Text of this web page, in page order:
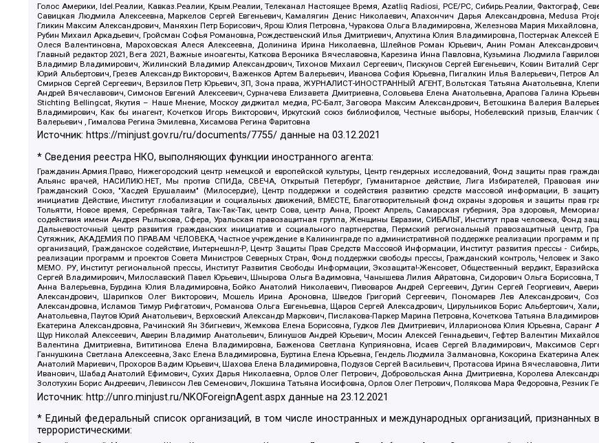
Голос Америки, Idel.Реалии, Кавказ.Реалии, Крым.Реалии, Телеканал Настоящее Время, Azatliq Radiosi, PCE/PC, Сибирь.Реалии, Фактограф,
Савицкая Людмила Алексеевна, Маркелов Сергей Евгеньевич, Камалягин Денис Николаевич, Апахончич Дарья Александровна, Medusa
Гликин Максим Александрович, Маняхин Петр Борисович, Ярош Юлия Петровна, Чуракова Ольга Владимировна, Железнова Мария Михайловна,
Рубин Михаил Аркадьевич, Гройсман Софья Романовна, Рождественский Илья Дмитриевич, Апухтина Юлия Владимировна, Постернак Алексей
Олеся Валентиновна, Мароховская Алеся Алексеевна, Долинина Ирина Николаевна, Шлейнов Роман Юрьевич, Анин Роман
Главный редактор 2021, Вега 2021, Важные иноагенты, Каткова Вероника Вячеславовна, Карезина Инна Павловна, Кузьмина Людмила
Владимир Владимирович, Жилинский Владимир Александрович, Тихонов Михаил Сергеевич, Пискунов Сергей Евгеньевич, Ковин Виталий
Юрий Альбертович, Грезев Александр Викторович, Важенков Артем Валерьевич, Иванова София Юрьевна, Пигалкин Илья Валерьевич, Петров
Смирнов Сергей Сергеевич, Верзилов Петр Юрьевич, ЗП, Зона права, ЖУРНАЛИСТ-ИНОСТРАННЫЙ АГЕНТ, Вольтская Татьяна Анатольевна,
Андрей Вячеславович, Симонов Евгений Алексеевич, Сурначева Елизавета Дмитриевна, Соловьева Елена Анатольевна, Арапова Галина
Stichting Bellingcat, Якутия – Наше Мнение, Москоу диджитал медиа, РС-Балт, Заговора Максим Александрович, Ветошкина Валерия
Владимирович, Как бы инагент, Кочетков Игорь Викторович, Иркутский союз библиофилов, Честные выборы, Нобелевский призыв, Еланчик
Валерьевич , Гималова Регина Эмилевна, Хисамова Регина Фаритовна
Источник: https://minjust.gov.ru/ru/documents/7755/ данные на03.12.2021
* Сведения реестра НКО, выполняющих функции иностранного агента:
Гражданин.Армия.Право, Нижегородский центр немецкой и европейской культуры, Центр гендерных исследований, Фонд защиты прав
Альянс врачей, НАСИЛИЮ.НЕТ, Мы против СПИДа, СВЕЧА, Открытый Петербург, Гуманитарное действие, Лига Избирателей, Правовая
Гражданский Союз, "Хасдей Ерушалаим" (Милосердие), Центр поддержки и содействия развитию средств массовой информации, В
инициатив Действие, Институт глобализации и социальных движений, ВМЕСТЕ, Благотворительный фонд охраны здоровья и защиты
Тольятти, Новое время, Серебряная тайга, Так-Так-Так, центр Сова, центр Анна, Проект Апрель, Самарская губерния, Эра здоровья,
содействия имени Андрея Рылькова, Сфера, Уральская правозащитная группа, Женщины Евразии, СИБАЛЬТ, Институт прав человека, Фонд
Дальневосточный центр развития гражданских инициатив и социального партнерства, Пермский региональный правозащитный центр,
Сутяжник, АКАДЕМИЯ ПО ПРАВАМ ЧЕЛОВЕКА, Частное учреждение в Калининграде по административной поддержке реализации программ и
организаций, Гражданское содействие, Интернешнл-Р, Центр Защиты Прав Средств Массовой Информации, Институт развития прессы -
реализации программ и проектов Совета Министров Северных Стран, Фонд поддержки свободы прессы, Гражданский контроль, Человек и
МЕМО. РУ, Институт региональной прессы, Институт Развития Свободы Информации, Экозащита!-Женсовет, Общественный вердикт,
Сергей Владимирович, Милославский Павел Юрьевич, Шнырова Ольга Вадимовна, Чанышева Лилия Айратовна, Сидорович Ольга Борисовна,
Анна Валерьевна, Бурдина Юлия Владимировна, Бойко Анатолий Николаевич, Пивоваров Андрей Сергеевич, Дугин Сергей Георгиевич,
Александрович, Шарипков Олег Викторович, Мошель Ирина Ароновна, Шведов Григорий Сергеевич, Пономарев Лев Александрович,
Александровна, Исламов Тимур Рифгатович, Романова Ольга Евгеньевна, Щаров Сергей Алексадрович, Цирульников Борис Альбертович,
Анатольевна, Паутов Юрий Анатольевич, Верховский Александр Маркович, Пислакова-Паркер Марина Петровна, Кочеткова Татьяна
Екатерина Александровна, Рачинский Ян Збигневич, Жемкова Елена Борисовна, Гудков Лев Дмитриевич, Илларионова Юлия Юрьевна,
Щур Николай Алексеевич, Аверин Владимир Анатольевич, Блинушов Андрей Юрьевич, Мосин Алексей Геннадьевич, Гефтер Валентин
Валентина Дмитриевна, Вититинова Елена Владимировна, Баженова Светлана Куприяновна, Исаев Сергей Владимирович, Максимов
Ганнушкина Светлана Алексеевна, Закс Елена Владимировна, Буртина Елена Юрьевна, Гендель Людмила Залмановна, Кокорина Екатерина
Анатолий Мариевич, Прохоров Вадим Юрьевич, Шахова Елена Владимировна, Подузов Сергей Васильевич, Протасова Ирина Вячеславовна,
Иванович, Шабад Анатолий Ефимович, Сухих Дарья Николаевна, Орлов Олег Петрович, Добровольская Анна Дмитриевна, Королева
Золотухин Борис Андреевич, Левинсон Лев Семенович, Локшина Татьяна Иосифовна, Орлов Олег Петрович, Полякова Мара Федоровна, Резник
Источник: http://unro.minjust.ru/NKOForeignAgent.aspx данные на23.12.2021
* Единый федеральный список организаций, в том числе иностранных и международных организаций, признанных
террористическими: